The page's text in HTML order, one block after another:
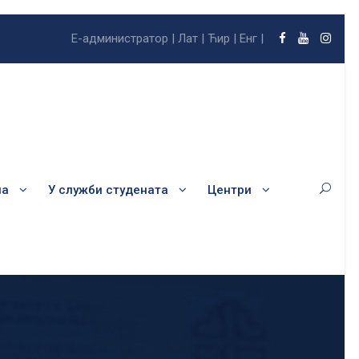
Е-администратор | Лат | Ћир | Енг |
У служби студената Центри